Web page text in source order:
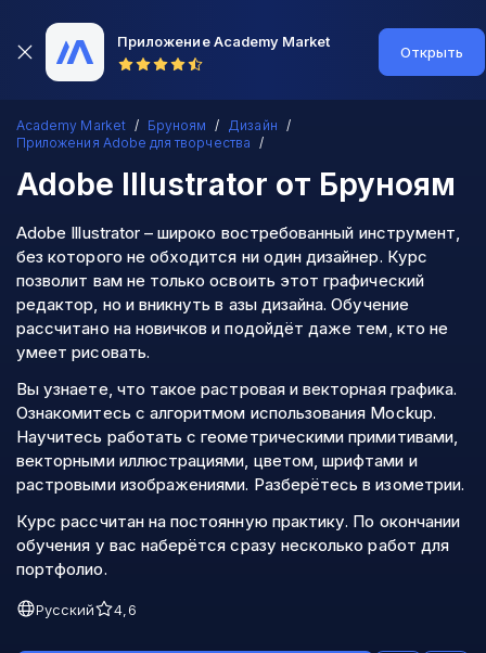
Приложение Academy Market
Открыть
Academy Market Бруноям
Дизайн
Приложения Adobe для творчества
Adobe Illustrator от Бруноям
Adobe Illustrator – широко востребованный инструмент,
без которого не обходится ни один дизайнер. Курс
позволит вам не только освоить этот графический
редактор, но и вникнуть в азы дизайна. Обучение
рассчитано на новичков и подойдёт даже тем, кто не
умеет рисовать.
Вы узнаете, что такое растровая и векторная графика.
Ознакомитесь с алгоритмом использования Mockup.
Научитесь работать с геометрическими примитивами,
векторными иллюстрациями, цветом, шрифтами и
растровыми изображениями. Разберётесь в изометрии.
Курс рассчитан на постоянную практику. По окончании
обучения у вас наберётся сразу несколько работ для
портфолио.
Русский 4,6